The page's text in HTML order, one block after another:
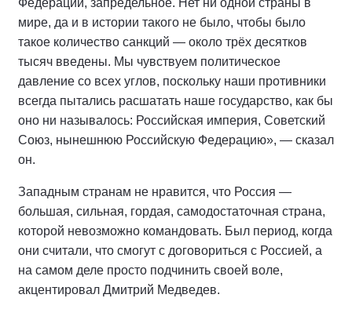
Федерации, запредельное. Нет ни одной страны в
мире, да и в истории такого не было, чтобы было
такое количество санкций — около трёх десятков
тысяч введены. Мы чувствуем политическое
давление со всех углов, поскольку наши противники
всегда пытались расшатать наше государство, как бы
оно ни называлось: Российская империя, Советский
Союз, нынешнюю Российскую Федерацию», — сказал
он.
Западным странам не нравится, что Россия —
большая, сильная, гордая, самодостаточная страна,
которой невозможно командовать. Был период, когда
они считали, что смогут с договориться с Россией, а
на самом деле просто подчинить своей воле,
акцентировал Дмитрий Медведев.